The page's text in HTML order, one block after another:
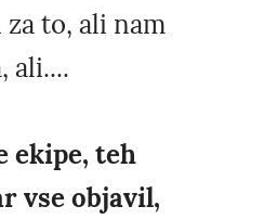
to, ali nam
ali....
ekipe, teh
vse objavil,